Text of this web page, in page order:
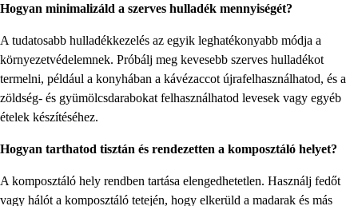
Hogyan minimalizáld a szerves hulladék mennyiségét?
A tudatosabb hulladékkezelés az egyik leghatékonyabb módja a
környezetvédelemnek. Próbálj meg kevesebb szerves hulladékot
termelni, például a konyhában a kávézaccot újrafelhasználhatod, és a
zöldség- és gyümölcsdarabokat felhasználhatod levesek vagy egyéb
ételek készítéséhez.
Hogyan tarthatod tisztán és rendezetten a komposztáló helyet?
A komposztáló hely rendben tartása elengedhetetlen. Használj fedőt
vagy hálót a komposztáló tetején, hogy elkerüld a madarak és más